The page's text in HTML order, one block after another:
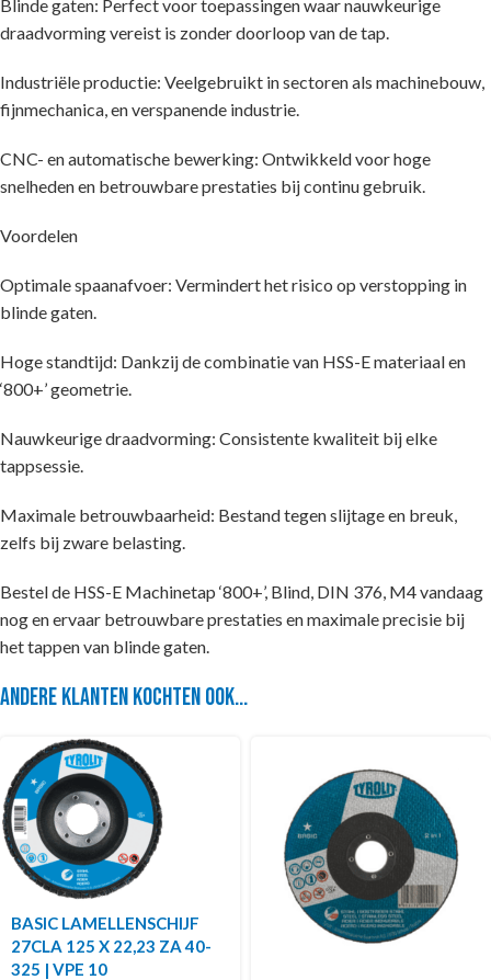
Blinde gaten: Perfect voor toepassingen waar nauwkeurige
draadvorming vereist is zonder doorloop van de tap.
Industriële productie: Veelgebruikt in sectoren als machinebouw,
fijnmechanica, en verspanende industrie.
CNC- en automatische bewerking: Ontwikkeld voor hoge
snelheden en betrouwbare prestaties bij continu gebruik.
Voordelen
Optimale spaanafvoer: Vermindert het risico op verstopping in
blinde gaten.
Hoge standtijd: Dankzij de combinatie van HSS-E materiaal en
‘800+’ geometrie.
Nauwkeurige draadvorming: Consistente kwaliteit bij elke
tappsessie.
Maximale betrouwbaarheid: Bestand tegen slijtage en breuk,
zelfs bij zware belasting.
Bestel de HSS-E Machinetap ‘800+’, Blind, DIN 376, M4 vandaag
nog en ervaar betrouwbare prestaties en maximale precisie bij
het tappen van blinde gaten.
Andere klanten kochten ook...
BASIC LAMELLENSCHIJF
27CLA 125 X 22,23 ZA 40-
325 | VPE 10